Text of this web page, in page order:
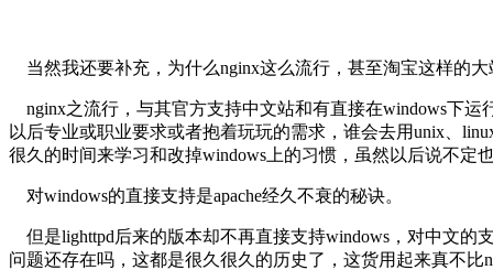
当然我还要补充，为什么nginx这么流行，甚至淘宝这样的
nginx之流行，与其官方支持中文站和有直接在windows下
以后专业或职业要求或者抱着玩玩的需求，谁会去用unix、
很久的时间来学习和改掉windows上的习惯，虽然以后说不定
对windows的直接支持是apache经久不衰的秘诀。
但是lighttpd后来的版本却不再直接支持windows，对中文的
问题还存在吗，这都是很久很久的历史了，这货用起来真不比